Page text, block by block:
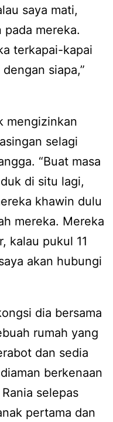
saya mati,
mereka.
terkapai-kapai
siapa,”
mengizinkan
selagi
“Buat masa
di situ lagi,
khawin dulu
mereka. Mereka
kalau pukul 11
akan hubungi
dia bersama
rumah yang
dan sedia
berkenaan
selepas
pertama dan